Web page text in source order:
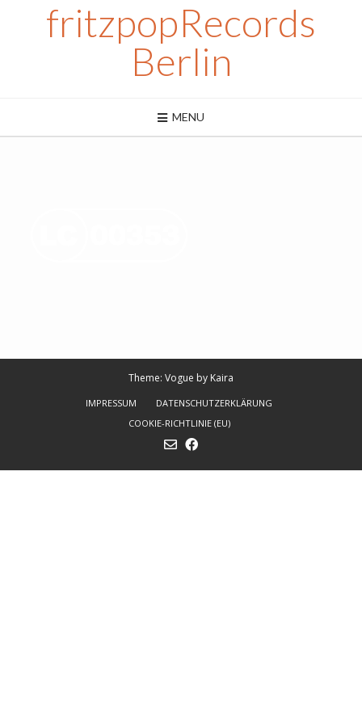
fritzpopRecords
Berlin
MENU
Theme: Vogue by Kaira
IMPRESSUM
DATENSCHUTZERKLÄRUNG
COOKIE-RICHTLINIE (EU)